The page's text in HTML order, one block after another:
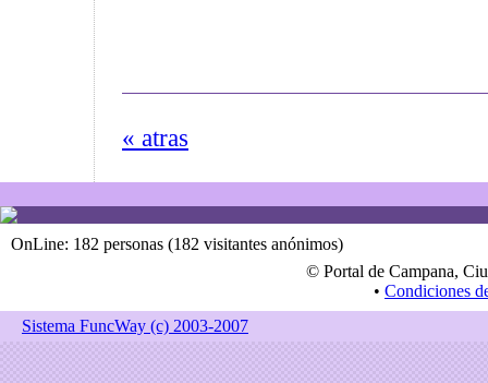
« atras
OnLine: 182 personas (182 visitantes anónimos)
© Portal de Campana,
• Condiciones
Sistema FuncWay (c) 2003-2007